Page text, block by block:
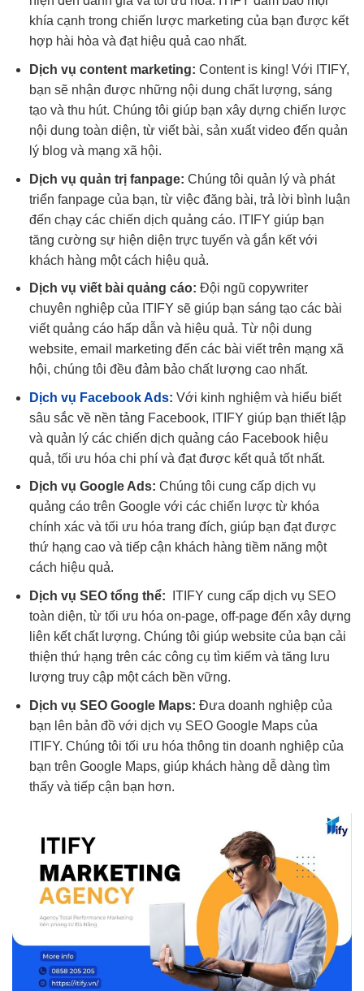
khía cạnh trong chiến lược marketing của bạn được kết
hợp hài hòa và đạt hiệu quả cao nhất.
Dịch vụ content marketing: Content is king! Với ITIFY,
bạn sẽ nhận được những nội dung chất lượng, sáng
tạo và thu hút. Chúng tôi giúp bạn xây dựng chiến lược
nội dung toàn diện, từ viết bài, sản xuất video đến quản
lý blog và mạng xã hội.
Dịch vụ quản trị fanpage: Chúng tôi quản lý và phát
triển fanpage của bạn, từ việc đăng bài, trả lời bình luận
đến chạy các chiến dịch quảng cáo. ITIFY giúp bạn
tăng cường sự hiện diện trực tuyến và gắn kết với
khách hàng một cách hiệu quả.
Dịch vụ viết bài quảng cáo: Đội ngũ copywriter
chuyên nghiệp của ITIFY sẽ giúp bạn sáng tạo các bài
viết quảng cáo hấp dẫn và hiệu quả. Từ nội dung
website, email marketing đến các bài viết trên mạng xã
hội, chúng tôi đều đảm bảo chất lượng cao nhất.
Dịch vụ Facebook Ads: Với kinh nghiệm và hiểu biết
sâu sắc về nền tảng Facebook, ITIFY giúp bạn thiết lập
và quản lý các chiến dịch quảng cáo Facebook hiệu
quả, tối ưu hóa chi phí và đạt được kết quả tốt nhất.
Dịch vụ Google Ads: Chúng tôi cung cấp dịch vụ
quảng cáo trên Google với các chiến lược từ khóa
chính xác và tối ưu hóa trang đích, giúp bạn đạt được
thứ hạng cao và tiếp cận khách hàng tiềm năng một
cách hiệu quả.
Dịch vụ SEO tổng thể:
ITIFY cung cấp dịch vụ SEO
toàn diện, từ tối ưu hóa on-page, off-page đến xây dựng
liên kết chất lượng. Chúng tôi giúp website của bạn cải
thiện thứ hạng trên các công cụ tìm kiếm và tăng lưu
lượng truy cập một cách bền vững.
Dịch vụ SEO Google Maps: Đưa doanh nghiệp của
bạn lên bản đồ với dịch vụ SEO Google Maps của
ITIFY. Chúng tôi tối ưu hóa thông tin doanh nghiệp của
bạn trên Google Maps, giúp khách hàng dễ dàng tìm
thấy và tiếp cận bạn hơn.